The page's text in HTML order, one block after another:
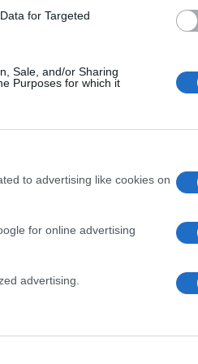
for Targeted
Sale, and/or Sharing
Purposes for which it
to advertising like cookies on
for online advertising
advertising.
50 /50